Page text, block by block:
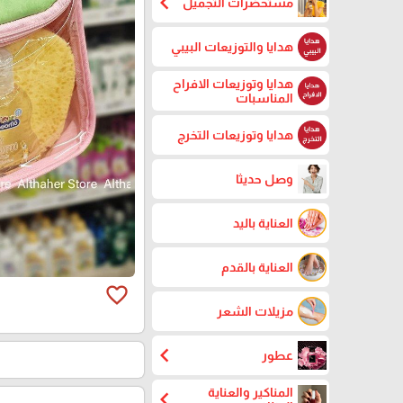
هدايا والتوزيعات البيبي
هدايا وتوزيعات الافراح
المناسبات
هدايا وتوزيعات التخرج
وصل حديثا
العناية باليد
العناية بالقدم
مزيلات الشعر
عطور chevron_left
المناكير والعناية
favorite_border